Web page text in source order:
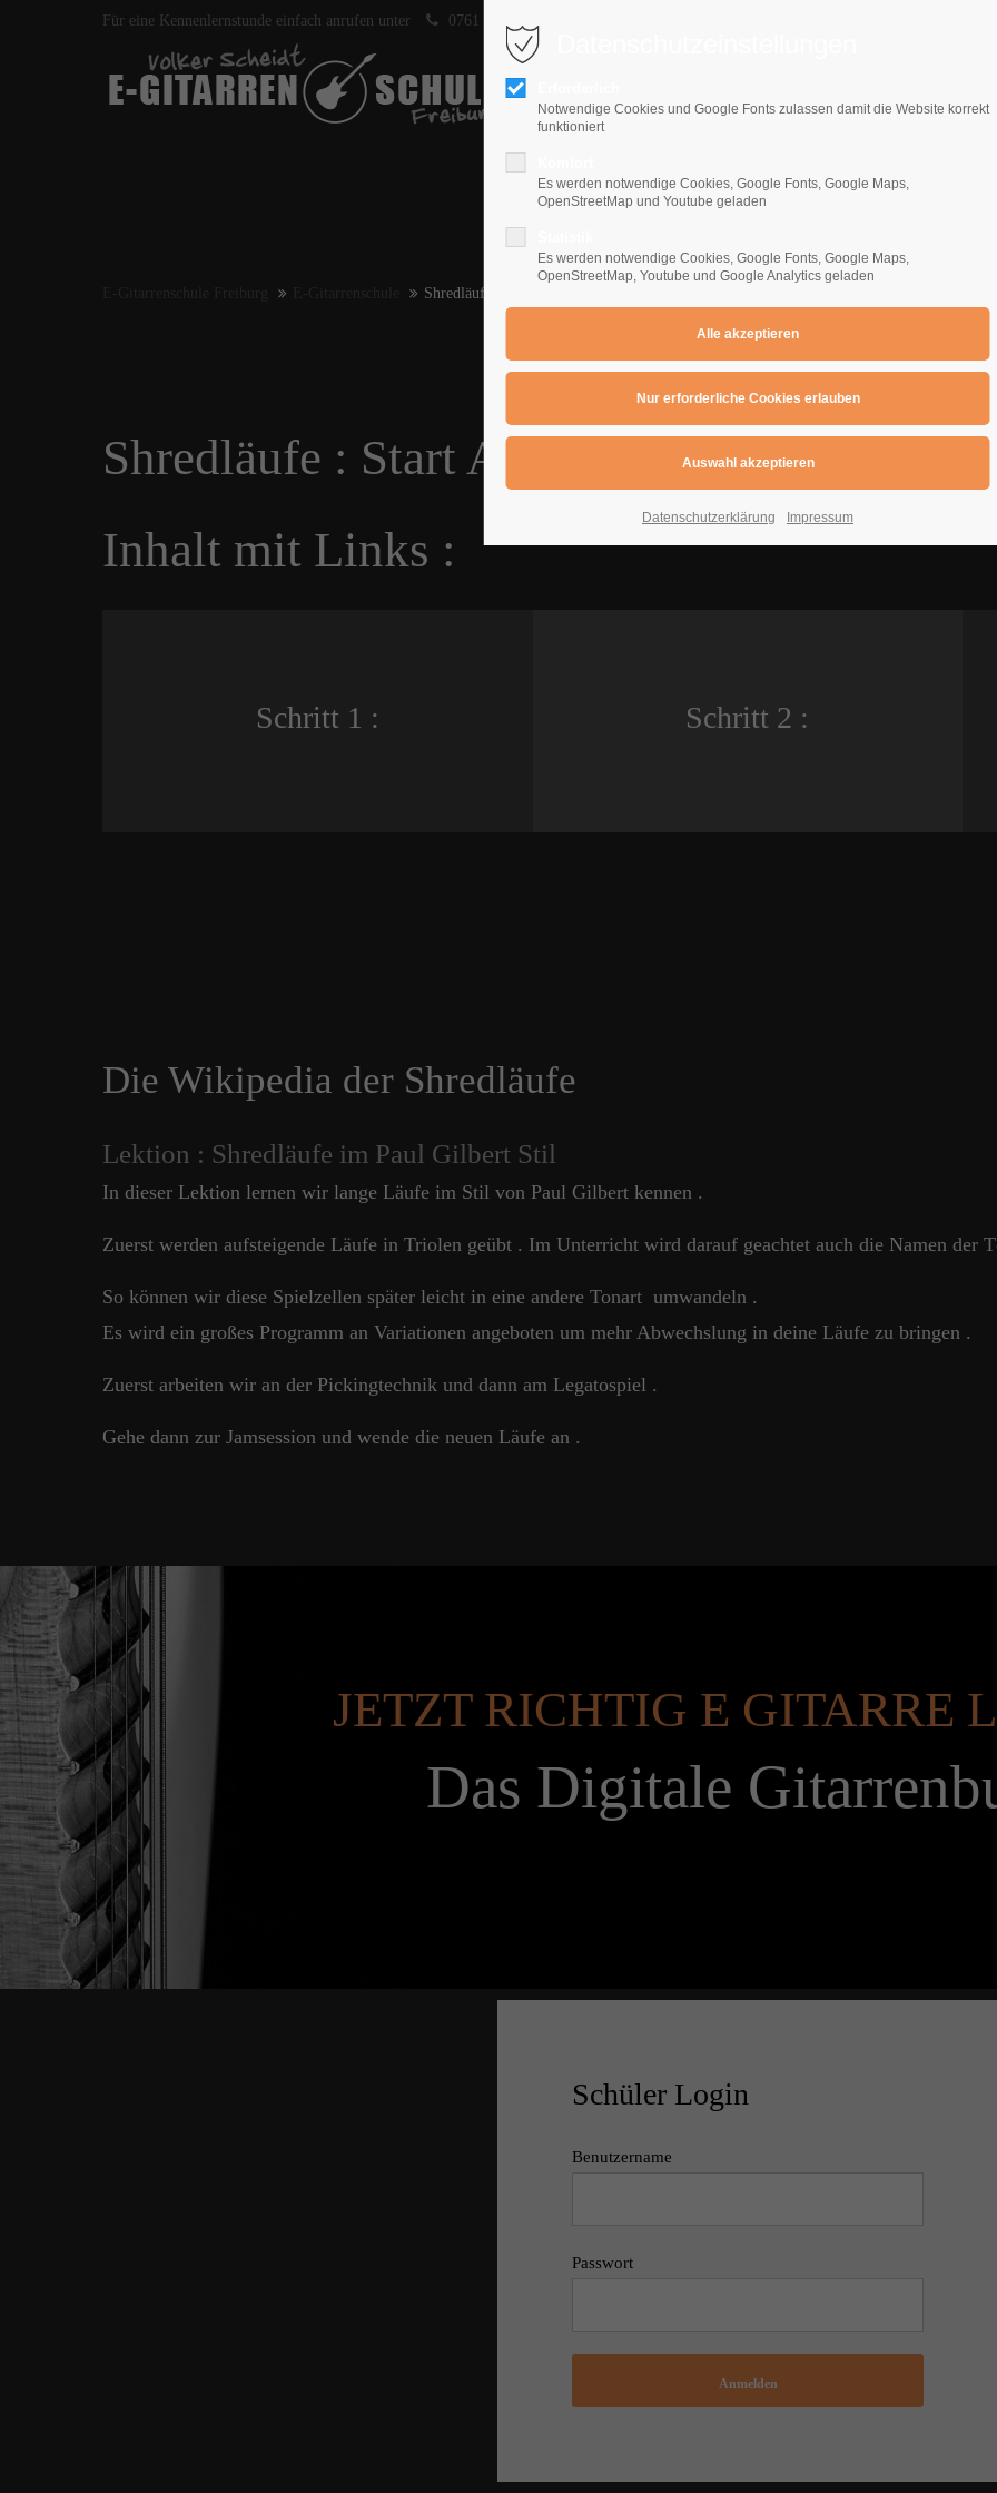
Für eine Kennenlernstunde einfach anrufen unter 0761 400 10 64
Home E-Gitarrenschule
Shredläufe : Paul Gilbert Style / Lokrisch
Shredläufe : Start Aeolisch
Inhalt mit Links :
Schritt 1 : Schritt 2 :
Die Wikipedia der Shredläufe
Lektion : Shredläufe im Paul Gilbert Stil
In dieser Lektion lernen wir lange Läufe im Stil von Paul Gilbert kennen .
Zuerst werden aufsteigende Läufe in Triolen geübt . Im Unterricht wird darauf geachtet auch die Namen der
So können wir diese Spielzellen später leicht in eine andere Tonart umwandeln .
Es wird ein großes Programm an Variationen angeboten um mehr Abwechslung in deine Läufe zu bringen .
Zuerst arbeiten wir an der Pickingtechnik und dann am Legatospiel .
Gehe dann zur Jamsession und wende die neuen Läufe an .
JETZT RICHTIG E GITARRE
Das Digitale
Schüler Login
Benutzername
Passwort
Anmelden
Notwendige Cookies und Google Fonts zulassen damit die Website korrekt
funktioniert
Es werden notwendige Cookies, Google Fonts, Google Maps,
OpenStreetMap und Youtube geladen
Es werden notwendige Cookies, Google Fonts, Google Maps,
OpenStreetMap, Youtube und Google Analytics geladen
Datenschutzerklärung Impressum